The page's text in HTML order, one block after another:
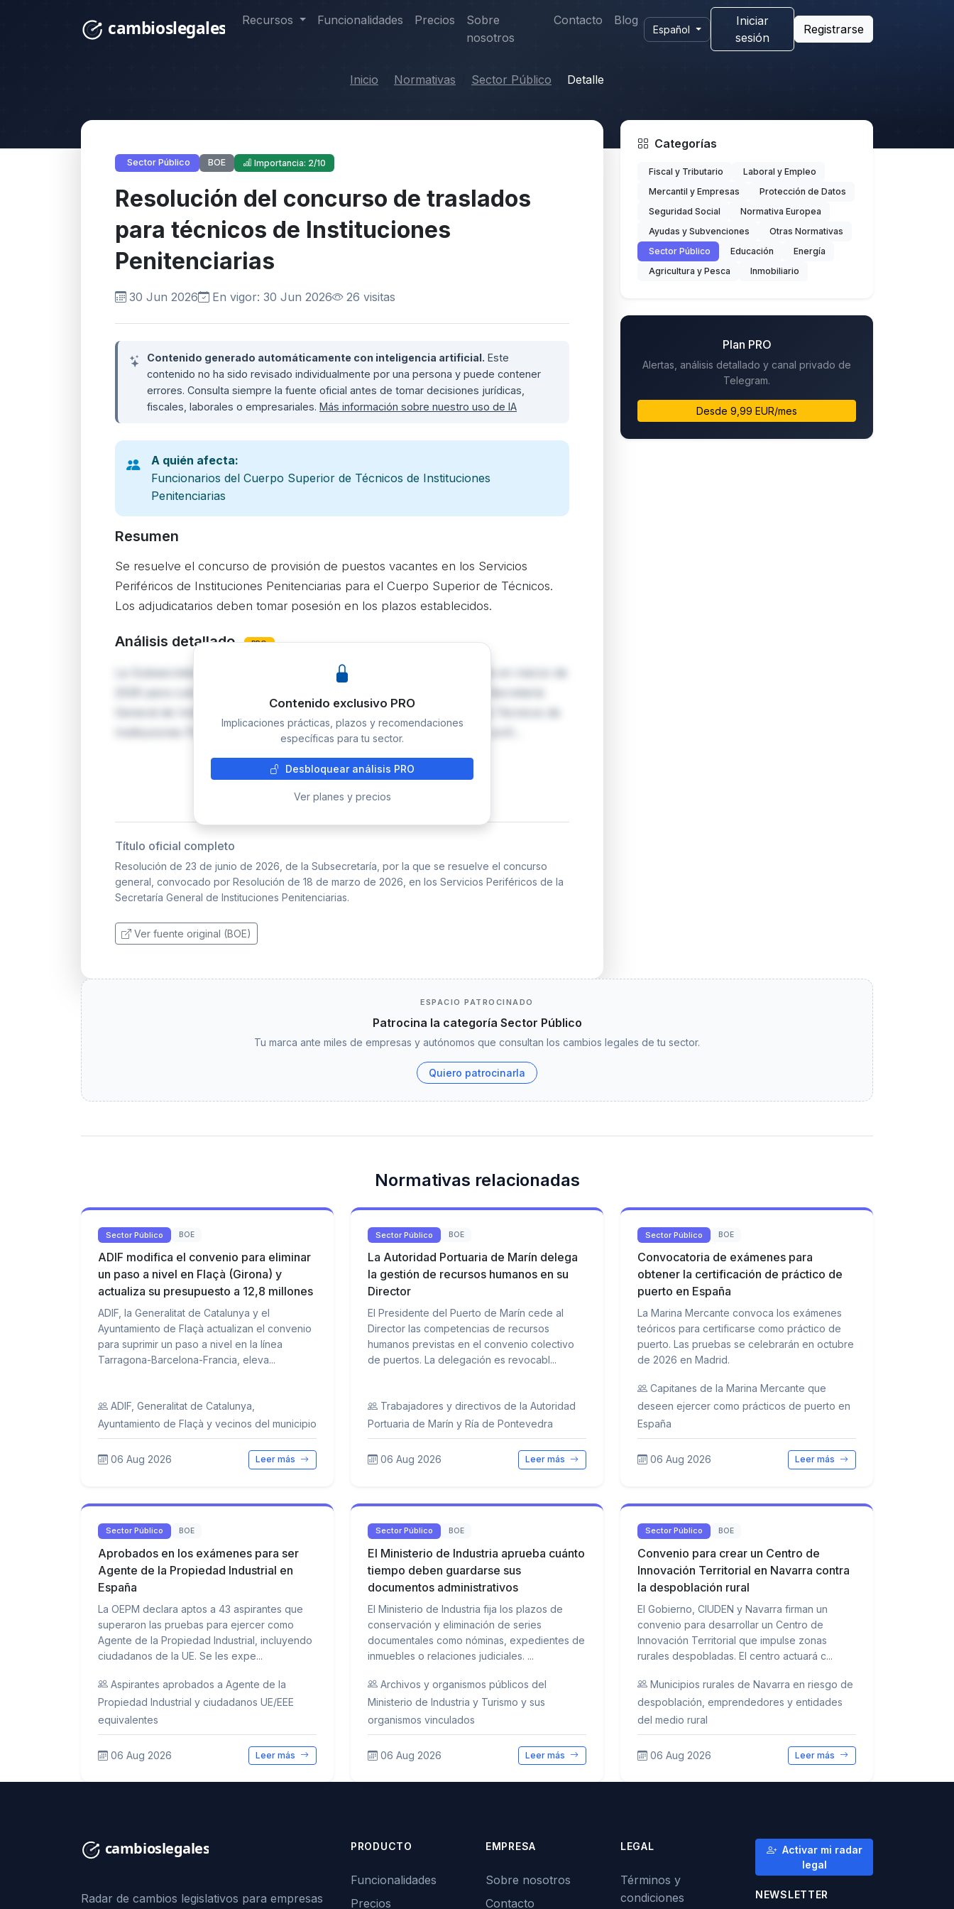
Recursos Funcionalidades Precios
Sobre
nosotros
Contacto Blog
Español
Iniciar
sesión
Registrarse
Inicio Normativas Sector Público Detalle
Sector Público BOE Importancia: 2/10
Resolución del concurso de traslados
para técnicos de Instituciones
Penitenciarias
30 Jun 2026 En vigor: 30 Jun 2026 26 visitas
Contenido generado automáticamente con inteligencia artificial. Este
contenido no ha sido revisado individualmente por una persona y puede contener
errores. Consulta siempre la fuente oficial antes de tomar decisiones jurídicas,
fiscales, laborales o empresariales. Más información sobre nuestro uso de IA
A quién afecta:
Funcionarios del Cuerpo Superior de Técnicos de Instituciones
Penitenciarias
Resumen
Se resuelve el concurso de provisión de puestos vacantes en los Servicios
Periféricos de Instituciones Penitenciarias para el Cuerpo Superior de Técnicos.
Los adjudicatarios deben tomar posesión en los plazos establecidos.
Análisis detallado PRO
La Subsecretaría del Interior resuelve el concurso general convocado en marzo de
2026 para cubrir puestos vacantes en los Servicios Periféricos de la Secretaría
General de Instituciones Penitenciarias, dirigido al Cuerpo Superior de Técnicos de
Instituciones Penitenciarias. La valoración de méritos se ha realizado conf…
Contenido exclusivo PRO
Implicaciones prácticas, plazos y recomendaciones
específicas para tu sector.
Desbloquear análisis PRO
Ver planes y precios
Título oficial completo
Resolución de 23 de junio de 2026, de la Subsecretaría, por la que se resuelve el concurso
general, convocado por Resolución de 18 de marzo de 2026, en los Servicios Periféricos de la
Secretaría General de Instituciones Penitenciarias.
Ver fuente original (BOE)
Categorías
Fiscal y Tributario
Laboral y Empleo
Mercantil y Empresas
Protección de Datos
Seguridad Social
Normativa Europea
Ayudas y Subvenciones
Otras Normativas
Sector Público
Educación
Energía
Agricultura y Pesca
Inmobiliario
Plan PRO
Alertas, análisis detallado y canal privado de
Telegram.
Desde 9,99 EUR/mes
ESPACIO PATROCINADO
Patrocina la categoría Sector Público
Tu marca ante miles de empresas y autónomos que consultan los cambios legales de tu sector.
Quiero patrocinarla
Normativas relacionadas
Sector Público BOE
ADIF modifica el convenio para eliminar
un paso a nivel en Flaçà (Girona) y
actualiza su presupuesto a 12,8 millones
ADIF, la Generalitat de Catalunya y el
Ayuntamiento de Flaçà actualizan el convenio
para suprimir un paso a nivel en la línea
Tarragona-Barcelona-Francia, eleva...
ADIF, Generalitat de Catalunya,
Ayuntamiento de Flaçà y vecinos del municipio
06 Aug 2026 Leer más
Sector Público BOE
La Autoridad Portuaria de Marín delega
la gestión de recursos humanos en su
Director
El Presidente del Puerto de Marín cede al
Director las competencias de recursos
humanos previstas en el convenio colectivo
de puertos. La delegación es revocabl...
Trabajadores y directivos de la Autoridad
Portuaria de Marín y Ría de Pontevedra
06 Aug 2026 Leer más
Sector Público BOE
Convocatoria de exámenes para
obtener la certificación de práctico de
puerto en España
La Marina Mercante convoca los exámenes
teóricos para certificarse como práctico de
puerto. Las pruebas se celebrarán en octubre
de 2026 en Madrid.
Capitanes de la Marina Mercante que
deseen ejercer como prácticos de puerto en
España
06 Aug 2026 Leer más
Sector Público BOE
Aprobados en los exámenes para ser
Agente de la Propiedad Industrial en
España
La OEPM declara aptos a 43 aspirantes que
superaron las pruebas para ejercer como
Agente de la Propiedad Industrial, incluyendo
ciudadanos de la UE. Se les expe...
Aspirantes aprobados a Agente de la
Propiedad Industrial y ciudadanos UE/EEE
equivalentes
06 Aug 2026 Leer más
Sector Público BOE
El Ministerio de Industria aprueba cuánto
tiempo deben guardarse sus
documentos administrativos
El Ministerio de Industria fija los plazos de
conservación y eliminación de series
documentales como nóminas, expedientes de
inmuebles o relaciones judiciales. ...
Archivos y organismos públicos del
Ministerio de Industria y Turismo y sus
organismos vinculados
06 Aug 2026 Leer más
Sector Público BOE
Convenio para crear un Centro de
Innovación Territorial en Navarra contra
la despoblación rural
El Gobierno, CIUDEN y Navarra firman un
convenio para desarrollar un Centro de
Innovación Territorial que impulse zonas
rurales despobladas. El centro actuará c...
Municipios rurales de Navarra en riesgo de
despoblación, emprendedores y entidades
del medio rural
06 Aug 2026 Leer más
Radar de cambios legislativos para empresas
PRODUCTO
Funcionalidades
Precios
EMPRESA
Sobre nosotros
Contacto
LEGAL
Términos y
condiciones
Activar mi radar
legal
NEWSLETTER